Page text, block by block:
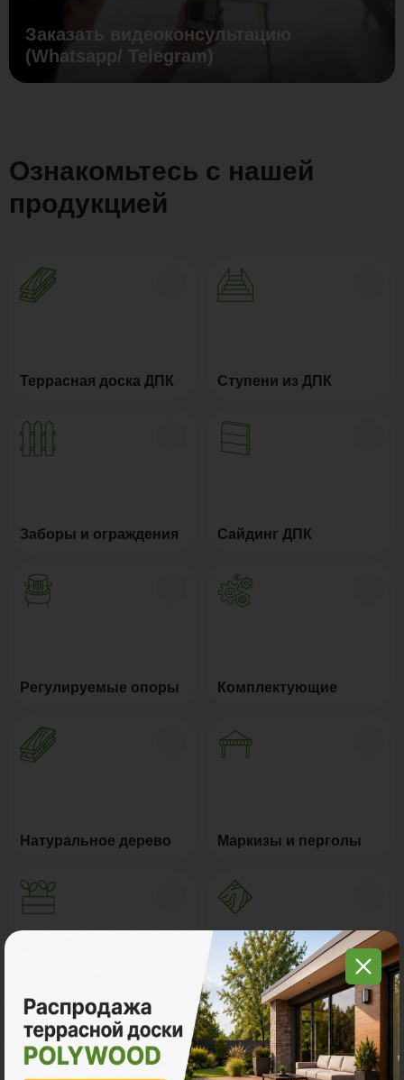
Заказать видеоконсультацию
(Whatsapp/ Telegram)
Ознакомьтесь с нашей
продукцией
Террасная доска ДПК Ступени из ДПК
Заборы и ограждения Сайдинг ДПК
Регулируемые опоры Комплектующие
Натуральное дерево Маркизы и перголы
Керамогранит